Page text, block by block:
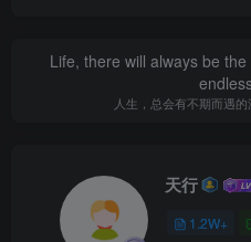
Life, there will always be
人生，总会有不期而遇
天行
1.2W+